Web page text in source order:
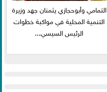
التمامي وأبوحجازي يثمنان جهد وزيرة
التنمية المحلية في مواكبة خطوات
الرئيس السيسي...